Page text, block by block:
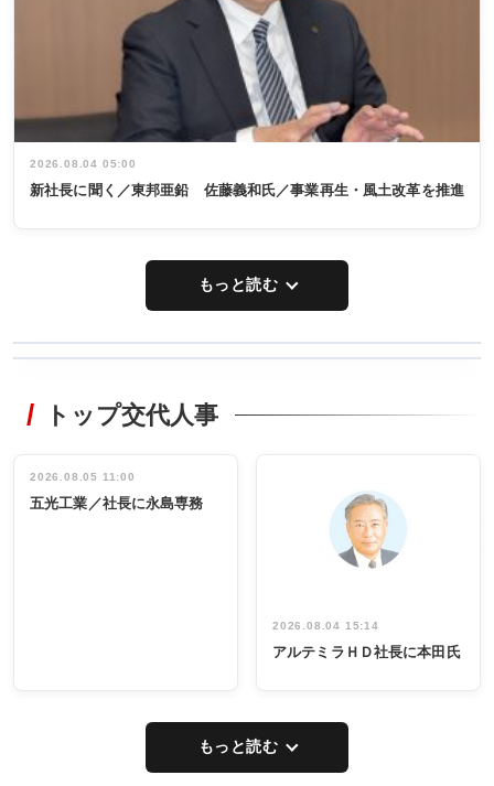
2026.08.04 05:00
新社長に聞く／東邦亜鉛 佐藤義和氏／事業再生・風土改革を推進
もっと読む
非鉄業界で
インタビュ
ー／社内ア
タックトレー
祝う 業界関
係者ら220人
出席
トップ交代人事
2026.08.05 11:00
五光工業／社長に永島専務
2026.08.04 15:14
アルテミラＨＤ社長に本田氏
もっと読む